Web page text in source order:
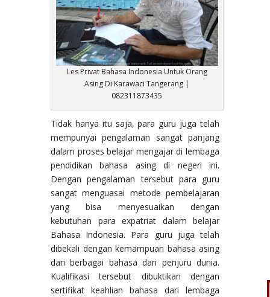
Les Privat Bahasa Indonesia Untuk Orang
Asing Di Karawaci Tangerang |
082311873435
Tidak hanya itu saja, para guru juga telah
mempunyai pengalaman sangat panjang
dalam proses belajar mengajar di lembaga
pendidikan bahasa asing di negeri ini.
Dengan pengalaman tersebut para guru
sangat menguasai metode pembelajaran
yang bisa menyesuaikan dengan
kebutuhan para expatriat dalam belajar
Bahasa Indonesia. Para guru juga telah
dibekali dengan kemampuan bahasa asing
dari berbagai bahasa dari penjuru dunia.
Kualifikasi tersebut dibuktikan dengan
sertifikat keahlian bahasa dari lembaga